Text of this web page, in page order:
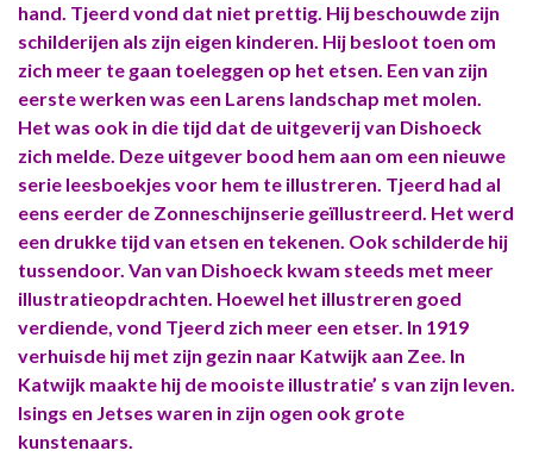
hand. Tjeerd vond dat niet prettig. Hij beschouwde zijn
schilderijen als zijn eigen kinderen. Hij besloot toen om
zich meer te gaan toeleggen op het etsen. Een van zijn
eerste werken was een Larens landschap met molen.
Het was ook in die tijd dat de uitgeverij van Dishoeck
zich melde. Deze uitgever bood hem aan om een nieuwe
serie leesboekjes voor hem te illustreren. Tjeerd had al
eens eerder de Zonneschijnserie geïllustreerd. Het werd
een drukke tijd van etsen en tekenen. Ook schilderde hij
tussendoor. Van van Dishoeck kwam steeds met meer
illustratieopdrachten. Hoewel het illustreren goed
verdiende, vond Tjeerd zich meer een etser. In 1919
verhuisde hij met zijn gezin naar Katwijk aan Zee. In
Katwijk maakte hij de mooiste illustratie’ s van zijn leven.
Isings en Jetses waren in zijn ogen ook grote
kunstenaars.